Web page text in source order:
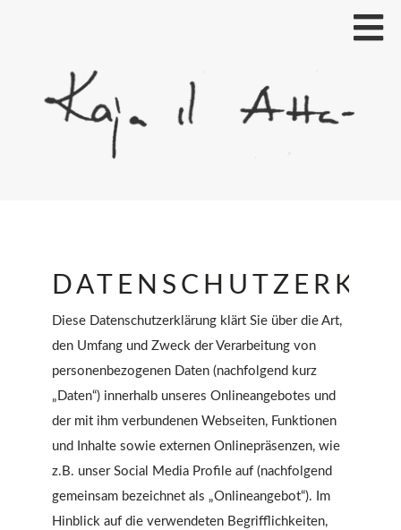
Diese Datenschutzerklärung klärt Sie über die Art,
den Umfang und Zweck der Verarbeitung von
personenbezogenen Daten (nachfolgend kurz
„Daten“) innerhalb unseres Onlineangebotes und
der mit ihm verbundenen Webseiten, Funktionen
und Inhalte sowie externen Onlinepräsenzen, wie
z.B. unser Social Media Profile auf (nachfolgend
gemeinsam bezeichnet als „Onlineangebot“). Im
Hinblick auf die verwendeten Begrifflichkeiten,